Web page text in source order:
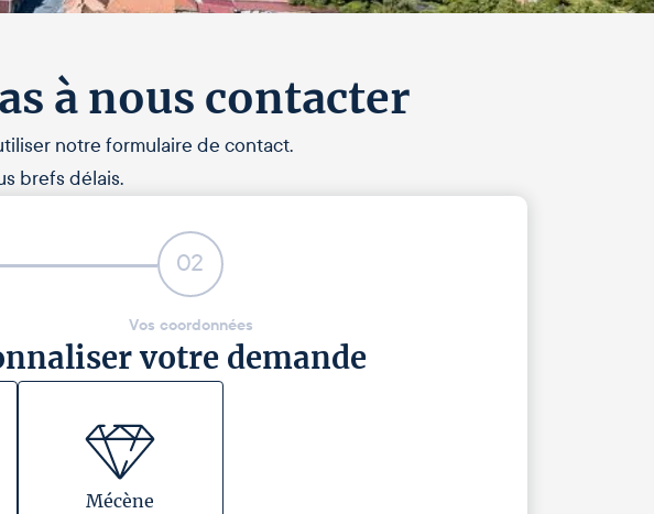
à nous contacter
notre formulaire de contact.
brefs délais.
02
Vos coordonnées
votre demande
Mécène